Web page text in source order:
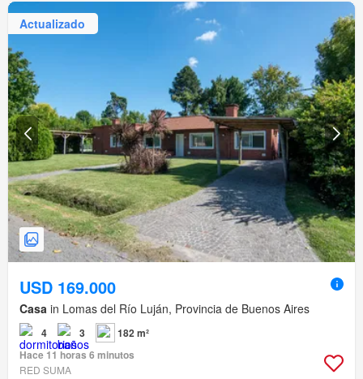
Actualizado
USD 169.000
Casa in Lomas del Río Luján, Provincia de Buenos Aires
4 3
182 m²
Hace 11 horas 6 minutos
RED SUMA